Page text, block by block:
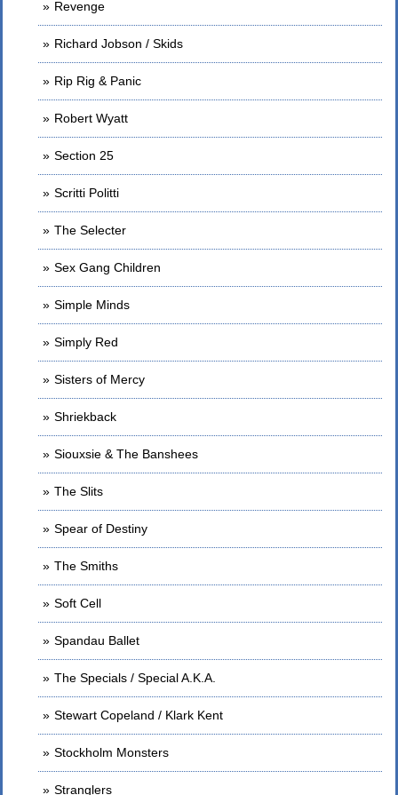
Revenge
Richard Jobson / Skids
Rip Rig & Panic
Robert Wyatt
Section 25
Scritti Politti
The Selecter
Sex Gang Children
Simple Minds
Simply Red
Sisters of Mercy
Shriekback
Siouxsie & The Banshees
The Slits
Spear of Destiny
The Smiths
Soft Cell
Spandau Ballet
The Specials / Special A.K.A.
Stewart Copeland / Klark Kent
Stockholm Monsters
Stranglers